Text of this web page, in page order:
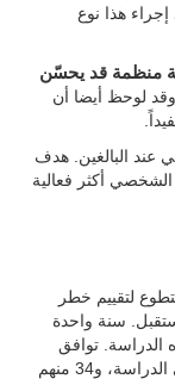
هذا نوع
منظمة قد يحسّن
. وقد لوحظ أيضا أن
عند البالغين. هدف
أكثر فعالية
الاتّصال ب750 مشارك متطوع لتقييم خطر
سنة واحدة
الدراسة. توافق
155 مشارك معايير التضمّن وأرادوا المشاركة في الدراسة، و34 منهم